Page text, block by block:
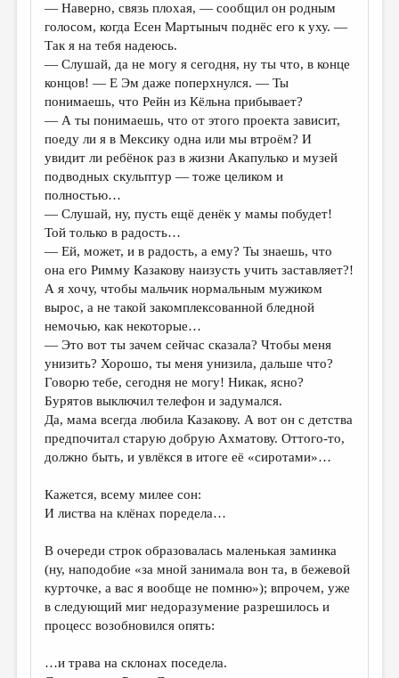
ПУБЛИЦИСТИКА
РЕЦЕНЗИРОВАНИЕ
ЦИКЛЫ ПУБЛИКАЦИЙ
ТРЕДИАКОВСКИЙ
МЕДИА
ВКОНТАКТЕ
— Наверно, связь плохая, — сообщил он родным
голосом, когда Есен Мартыныч поднёс его к уху. —
Так я на тебя надеюсь.
— Слушай, да не могу я сегодня, ну ты что, в конце
концов! — Е Эм даже поперхнулся. — Ты
понимаешь, что Рейн из Кёльна прибывает?
— А ты понимаешь, что от этого проекта зависит,
поеду ли я в Мексику одна или мы втроём? И
увидит ли ребёнок раз в жизни Акапулько и музей
подводных скульптур — тоже целиком и
полностью…
— Слушай, ну, пусть ещё денёк у мамы побудет!
Той только в радость…
— Ей, может, и в радость, а ему? Ты знаешь, что
она его Римму Казакову наизусть учить заставляет?!
А я хочу, чтобы мальчик нормальным мужиком
вырос, а не такой закомплексованной бледной
немочью, как некоторые…
— Это вот ты зачем сейчас сказала? Чтобы меня
унизить? Хорошо, ты меня унизила, дальше что?
Говорю тебе, сегодня не могу! Никак, ясно?
Бурятов выключил телефон и задумался.
Да, мама всегда любила Казакову. А вот он с детства
предпочитал старую добрую Ахматову. Оттого-то,
должно быть, и увлёкся в итоге её «сиротами»…
Кажется, всему милее сон:
И листва на клёнах поредела…
В очереди строк образовалась маленькая заминка
(ну, наподобие «за мной занимала вон та, в бежевой
курточке, а вас я вообще не помню»); впрочем, уже
в следующий миг недоразумение разрешилось и
процесс возобновился опять:
…и трава на склонах поседела.